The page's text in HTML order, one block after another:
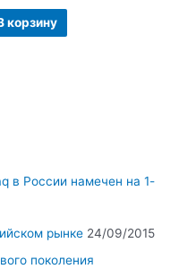
в России намечен на 1-
рынке 24/09/2015
поколения
корзину